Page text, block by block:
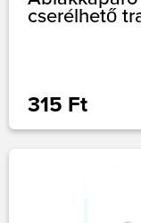
cserélhető
315 Ft